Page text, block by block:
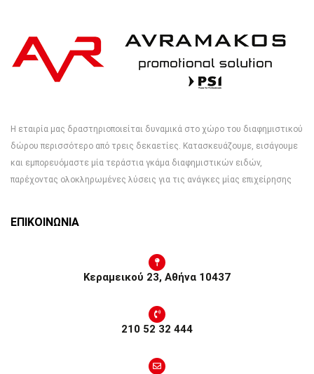
Η εταιρία μας δραστηριοποιείται δυναμικά στο χώρο του διαφημιστικού
δώρου περισσότερο από τρεις δεκαετίες. Κατασκευάζουμε, εισάγουμε
και εμπορευόμαστε μία τεράστια γκάμα διαφημιστικών ειδών,
παρέχοντας ολοκληρωμένες λύσεις για τις ανάγκες μίας επιχείρησης
ΕΠΙΚΟΙΝΩΝΙΑ
Κεραμεικού 23, Αθήνα 10437
210 52 32 444